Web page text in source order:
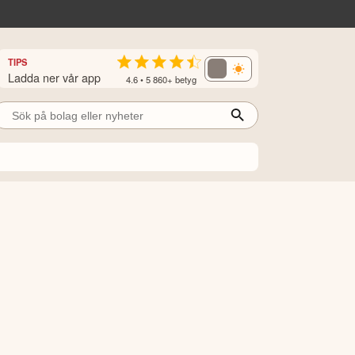
TIPS
Ladda ner vår app 4.6 • 5 860+ betyg